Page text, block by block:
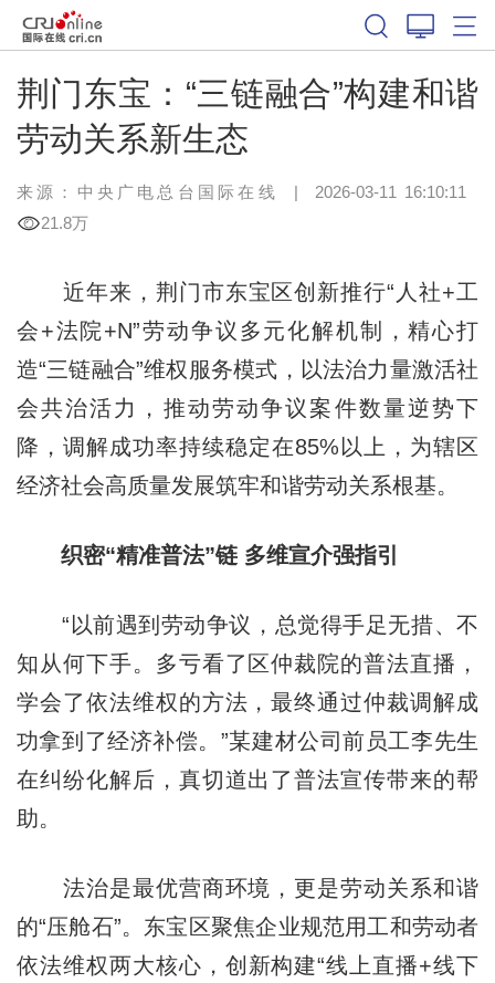
荆门东宝：“三链融合”构建和谐
劳动关系新生态
来源：中央广电总台国际在线 | 2026-03-11 16:10:11
21.8万
近年来，荆门市东宝区创新推行“人社+工
会+法院+N”劳动争议多元化解机制，精心打
造“三链融合”维权服务模式，以法治力量激活社
会共治活力，推动劳动争议案件数量逆势下
降，调解成功率持续稳定在85%以上，为辖区
经济社会高质量发展筑牢和谐劳动关系根基。
织密“精准普法”链 多维宣介强指引
“以前遇到劳动争议，总觉得手足无措、不
知从何下手。多亏看了区仲裁院的普法直播，
学会了依法维权的方法，最终通过仲裁调解成
功拿到了经济补偿。”某建材公司前员工李先生
在纠纷化解后，真切道出了普法宣传带来的帮
助。
法治是最优营商环境，更是劳动关系和谐
的“压舱石”。东宝区聚焦企业规范用工和劳动者
依法维权两大核心，创新构建“线上直播+线下